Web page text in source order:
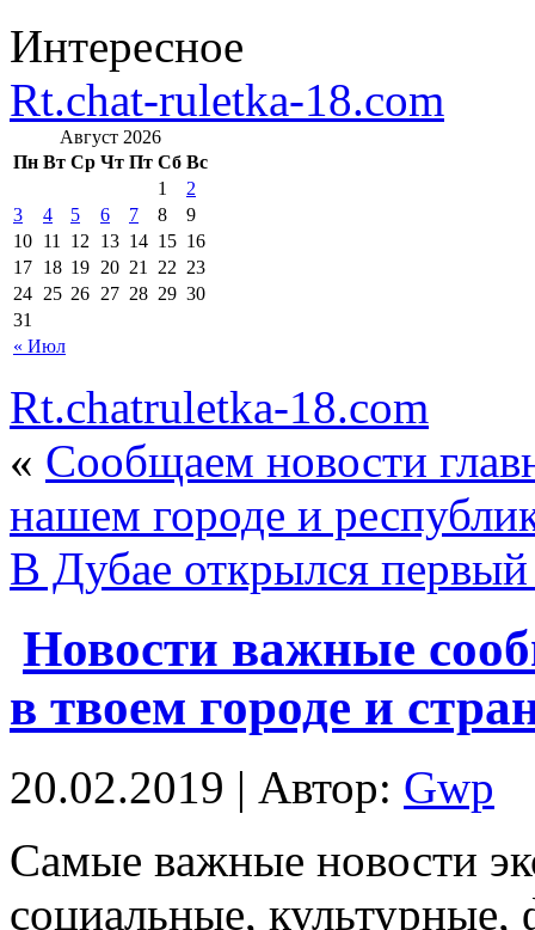
Интересное
Rt.chat-ruletka-18.com
Август 2026
Пн Вт Ср Чт Пт Сб Вс
« Июл
1
2
3
4 5 6 7 8
9
10 11 12 13 14 15 16
17 18 19 20 21 22 23
24 25 26 27 28 29 30
31
Rt.chatruletka-18.com
« Сообщаем новости
нашем городе и
В Дубае открылся
Новости важные
в твоем городе и
20.02.2019 | Автор: Gwp
Сaмыe вaжныe новости
социальные,